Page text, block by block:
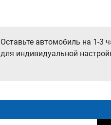
Оставьте автомобиль на 1-3
для индивидуальной